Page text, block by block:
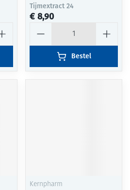
Tijmextract 24
€ 8,90
Bestel
Kernpharm